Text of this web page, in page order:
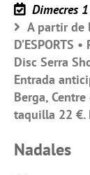
Dimecres
A partir de
D’ESPORTS
Disc Serra
Entrada
Berga,
taquilla 22 €.
Nadales